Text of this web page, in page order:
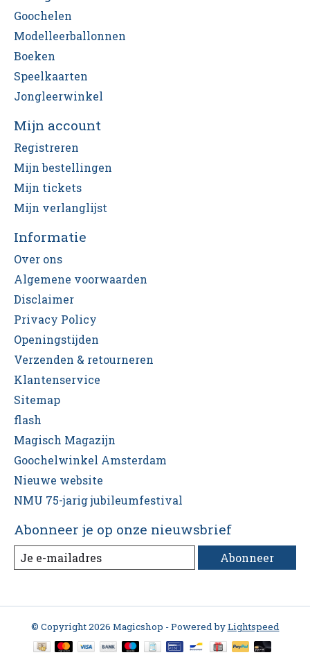
Goochelen
Modelleerballonnen
Boeken
Speelkaarten
Jongleerwinkel
Mijn account
Registreren
Mijn bestellingen
Mijn tickets
Mijn verlanglijst
Informatie
Over ons
Algemene voorwaarden
Disclaimer
Privacy Policy
Openingstijden
Verzenden & retourneren
Klantenservice
Sitemap
flash
Magisch Magazijn
Goochelwinkel Amsterdam
Nieuwe website
NMU 75-jarig jubileumfestival
Abonneer je op onze nieuwsbrief
Abonneer
© Copyright 2026 Magicshop - Powered byLightspeed